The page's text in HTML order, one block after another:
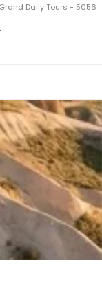
Grand Daily Tours - 5056